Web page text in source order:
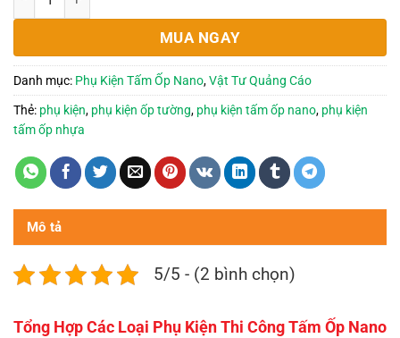
MUA NGAY
Danh mục: Phụ Kiện Tấm Ốp Nano,Vật Tư Quảng Cáo
Thẻ: phụ kiện, phụ kiện ốp tường, phụ kiện tấm ốp nano, phụ kiện
tấm ốp nhựa
Mô tả
5/5 - (2 bình chọn)
Tổng Hợp Các Loại Phụ Kiện Thi Công Tấm Ốp Nano